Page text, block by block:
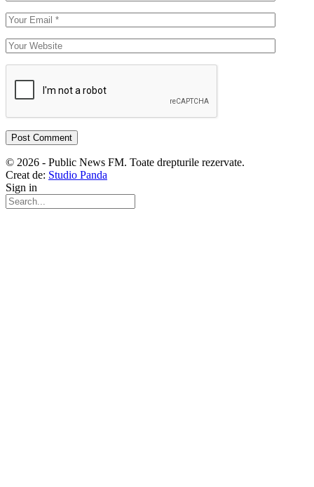
© 2026 - Public News FM. Toate drepturile rezervate.
Creat de: Studio Panda
Sign in